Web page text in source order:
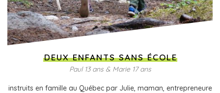
DEUX ENFANTS SANS ÉCOLE
Paul 13 ans & Marie 17 ans
instruits en famille au Québec par Julie, maman, entrepreneure